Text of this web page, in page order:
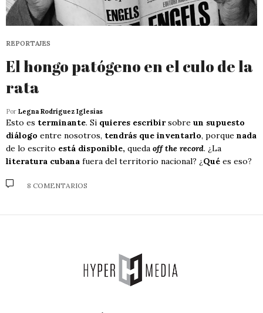
REPORTAJES
El hongo patógeno en el culo de la
rata
Por Legna Rodríguez Iglesias
Esto es terminante. Si quieres escribirsobre un supuesto
diálogo entre nosotros, tendrás que inventarlo, porque nada
de lo escrito está disponible, queda off the record. ¿La
literatura cubana fuera del territorio nacional? ¿Qué es eso?
8 COMENTARIOS